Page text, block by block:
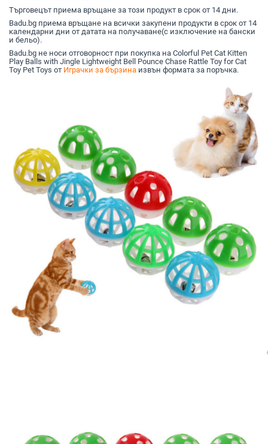
средства за
поведение Аксесоари
за кучета
домашни любимци
на ухапване играчки
любимци
Търговецът приема връщане за този продукт в срок от 14 дни.
Badu.bg приема връщане на всички закупени продукти в срок от 14
календарни дни от датата на получаване(с изключение на бански
и бельо).
Badu.bg не носи отговорност при покупка на Colorful Pet Cat Kitten
Play Balls with Jingle Lightweight Bell Pounce Chase Rattle Toy for Cat
Toy Pet Toys от Играчки за бързина извън формата за поръчка.